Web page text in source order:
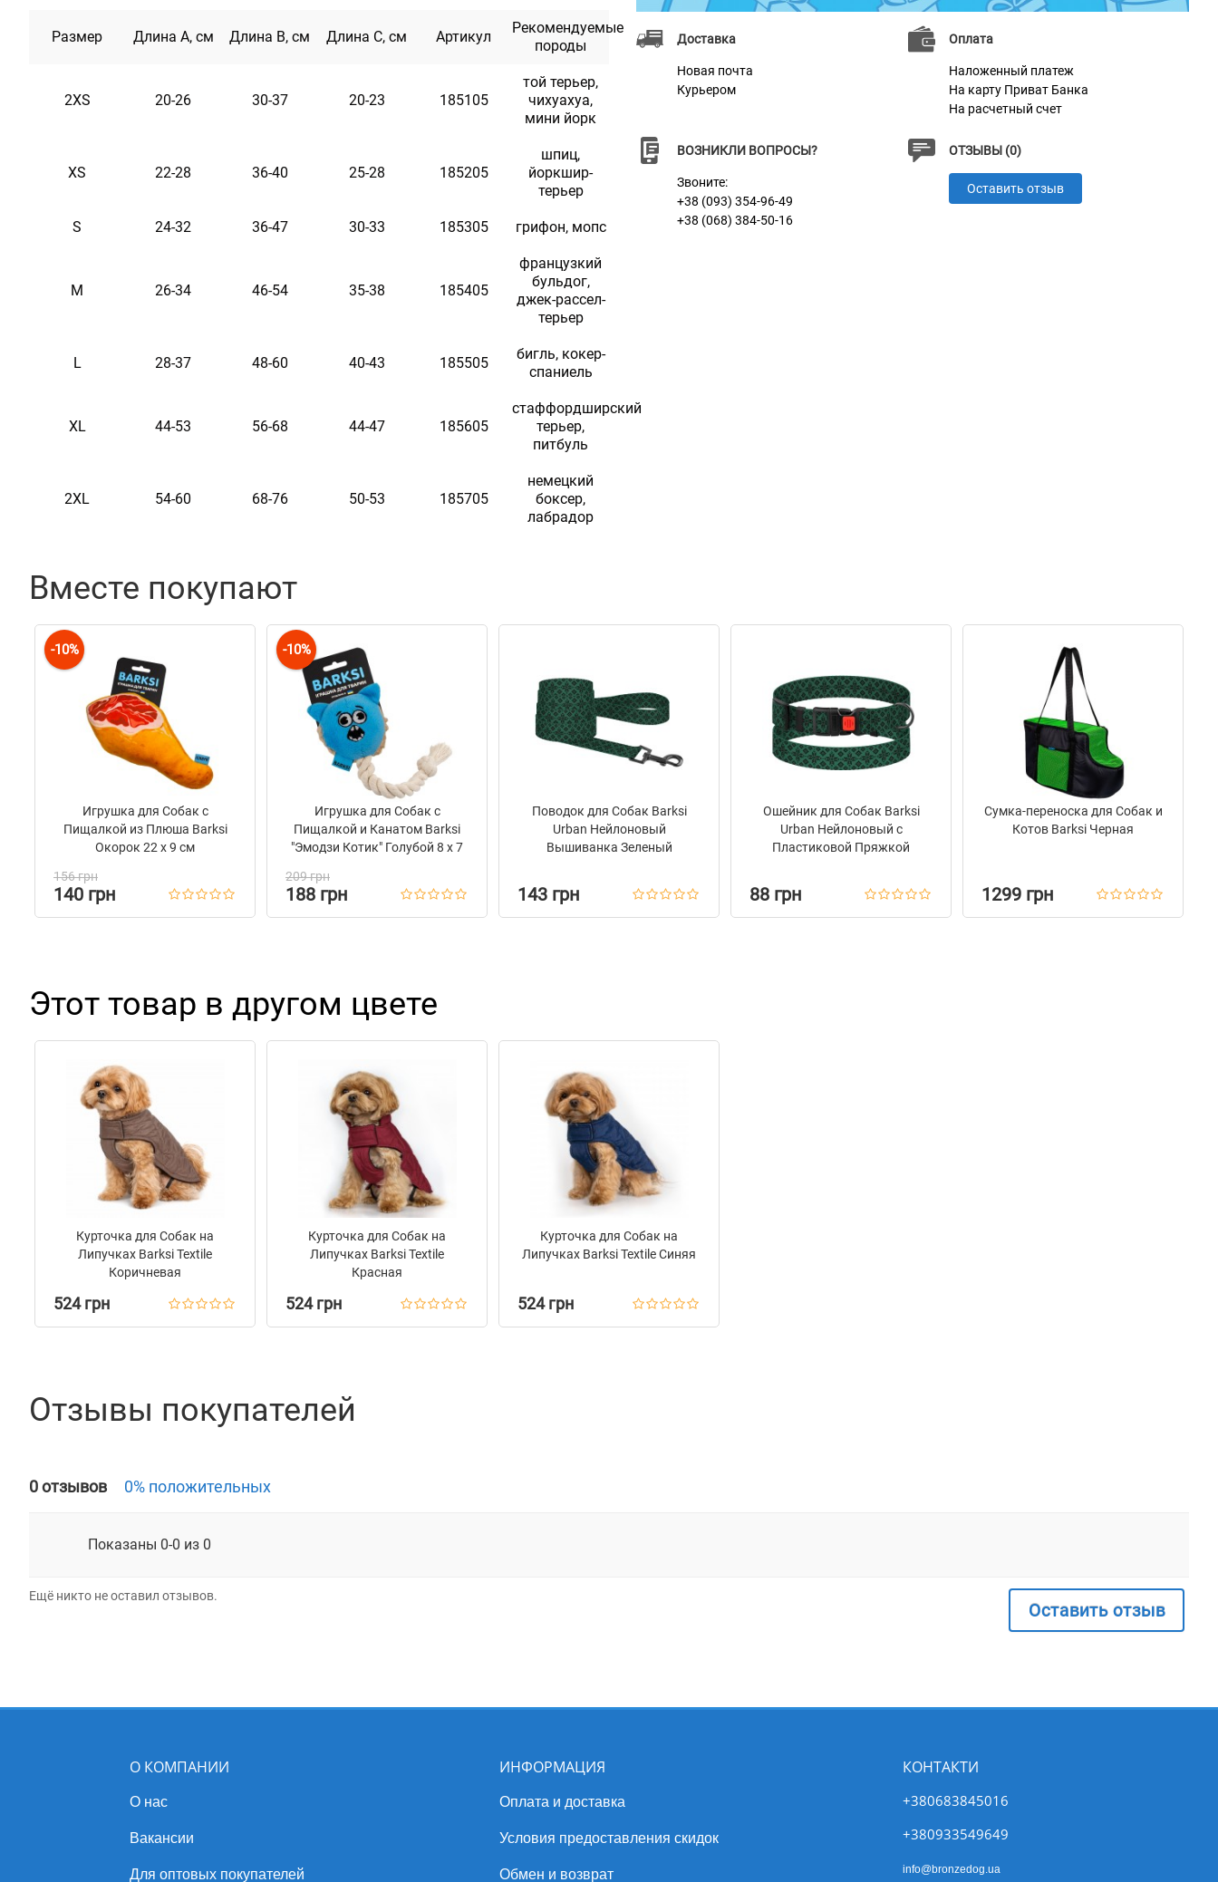
безопасность во время прогулок.
избежать того, что дождевик будет поворачиваться или сползать во время
Размер Длина А, см Длина B, см Длина C, см Артикул
Рекомендуемые
породы
2XS 20-26 30-37 20-23 185105
той терьер,
чихуахуа,
мини йорк
XS 22-28 36-40 25-28 185205
шпиц,
йоркшир-
терьер
S 24-32 36-47 30-33 185305 грифон, мопс
M 26-34 46-54 35-38 185405
французкий
бульдог,
джек-рассел-
терьер
L 28-37 48-60 40-43 185505
бигль, кокер-
спаниель
XL 44-53 56-68 44-47 185605
стаффордширский
терьер,
питбуль
2XL 54-60 68-76 50-53 185705
немецкий
боксер,
лабрадор
Доставка
Новая почта
Курьером
Оплата
Наложенный платеж
На карту Приват Банка
На расчетный счет
ВОЗНИКЛИ ВОПРОСЫ?
Звоните:
+38 (093) 354-96-49
+38 (068) 384-50-16
ОТЗЫВЫ (0)
Оставить отзыв
Вместе покупают
-10%
Игрушка для Собак с
Пищалкой из Плюша Barksi
Окорок 22 х 9 см
156 грн
140 грн
-10%
Игрушка для Собак с
Пищалкой и Канатом Barksi
"Эмодзи Котик" Голубой 8 х 7
209 грн
188 грн
Поводок для Собак Barksi
Urban Нейлоновый
Вышиванка Зеленый
143 грн
Ошейник для Собак Barksi
Urban Нейлоновый с
Пластиковой Пряжкой
88 грн
Сумка-переноска для Собак и
Котов Barksi Черная
1299 грн
Этот товар в другом цвете
Курточка для Собак на
Липучках Barksi Textile
Коричневая
524 грн
Курточка для Собак на
Липучках Barksi Textile
Красная
524 грн
Курточка для Собак на
Липучках Barksi Textile Синяя
524 грн
Отзывы покупателей
0 отзывов 0% положительных
Показаны 0-0 из 0
Ещё никто не оставил отзывов.
Оставить отзыв
О КОМПАНИИ
О нас
Вакансии
Для оптовых покупателей
ИНФОРМАЦИЯ
Оплата и доставка
Условия предоставления скидок
Обмен и возврат
КОНТАКТИ
+380683845016
+380933549649
info@bronzedog.ua